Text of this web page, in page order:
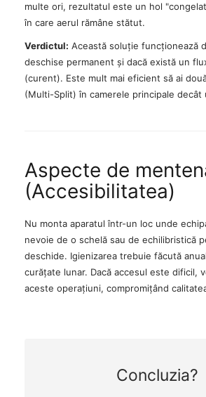
multe ori, rezultatul este un hol
în care aerul rămâne stătut.
Verdictul: Această soluție funcționează
deschise permanent și dacă există un
(curent). Este mult mai eficient să ai
(Multi-Split) în camerele principale decât
Aspecte de
(Accesibilitatea)
Nu monta aparatul într-un loc unde
nevoie de o schelă sau de echilibristică
deschide. Igienizarea trebuie făcută
curățate lunar. Dacă accesul este dificil,
aceste operațiuni, compromițând
Concluzia?